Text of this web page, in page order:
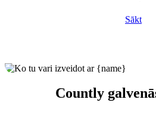
Sākt
Countly